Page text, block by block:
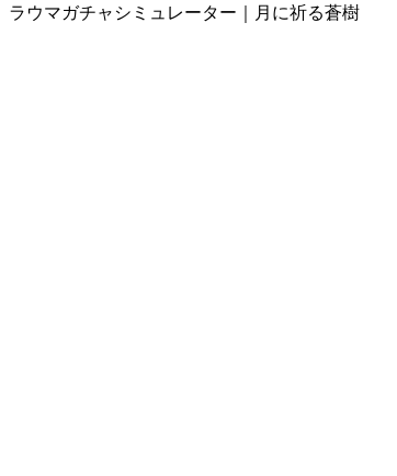
ラウマガチャシミュレーター｜月に祈る蒼樹